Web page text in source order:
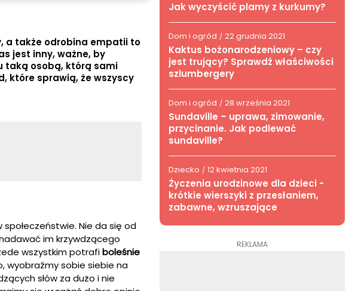
a także odrobina empatii to
jest inny, ważne, by
taką osobą, którą sami
które sprawią, że wszyscy
Nie da się od
im krzywdzącego
wszystkim potrafiboleśnie
wyobraźmy sobie siebie na
słów za dużo i nie
Jak wyczyścić plamy z kurkumy?
Dom i ogród / 22 grudnia 2021
Kaktus bożonarodzeniowy – czy
jest trujący? Sprawdź właściwości
szlumbergery
Dom i ogród / 28 września 2021
Sundaville – uprawa, zimowanie,
przycinanie. Jak podlewać
sundaville?
Dziecko / 12 kwietnia 2021
Życzenia urodzinowe dla dzieci -
krótkie wierszyki z przesłaniem,
zabawne, wzruszające
REKLAMA